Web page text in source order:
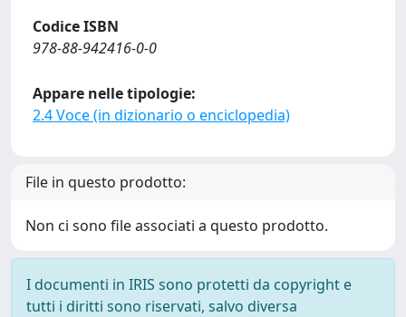
Codice ISBN
978-88-942416-0-0
Appare nelle tipologie:
2.4 Voce (in dizionario o enciclopedia)
File in questo prodotto:
Non ci sono file associati a questo prodotto.
I documenti in IRIS sono protetti da copyright e
tutti i diritti sono riservati, salvo diversa